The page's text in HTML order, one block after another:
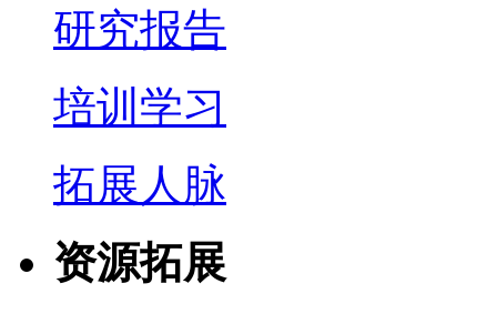
研究报告
培训学习
拓展人脉
资源拓展